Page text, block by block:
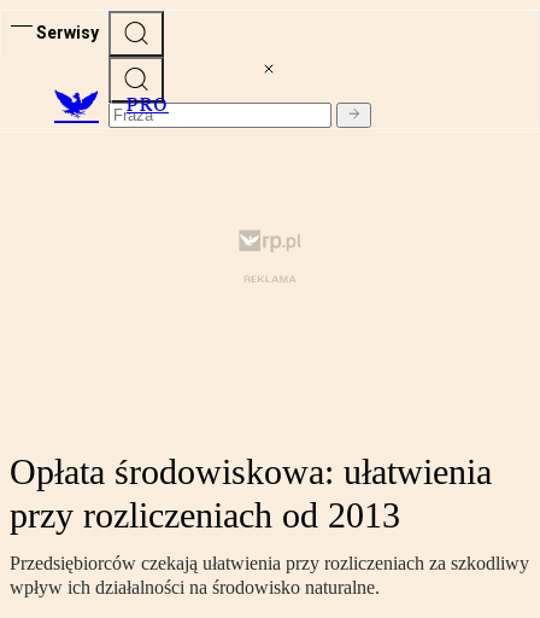
Serwisy
PRO
Opłata środowiskowa: ułatwienia
przy rozliczeniach od 2013
Przedsiębiorców czekają ułatwienia przy rozliczeniach za szkodliwy
wpływ ich działalności na środowisko naturalne.